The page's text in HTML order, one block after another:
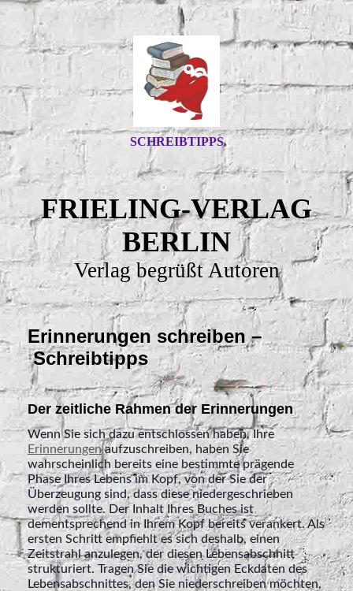
SCHREIBTIPPS
FRIELING-VERLAG
BERLIN
Verlag begrüßt Autoren
Erinnerungen schreiben –
Schreibtipps
Der zeitliche Rahmen der Erinnerungen
Wenn Sie sich dazu entschlossen haben, Ihre
Erinnerungenaufzuschreiben, haben Sie
wahrscheinlich bereits eine bestimmte prägende
Phase Ihres Lebens im Kopf, von der Sie der
Überzeugung sind, dass diese niedergeschrieben
werden sollte. Der Inhalt Ihres Buches ist
dementsprechend in Ihrem Kopf bereits verankert. Als
ersten Schritt empfiehlt es sich deshalb, einen
Zeitstrahl anzulegen, der diesen Lebensabschnitt
strukturiert. Tragen Sie die wichtigen Eckdaten des
Lebensabschnittes, den Sie niederschreiben möchten,